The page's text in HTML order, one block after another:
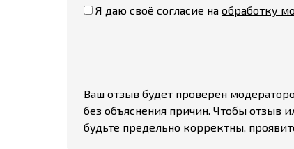
Я даю своё согласие на обработку
Ваш отзыв будет проверен
без объяснения причин. Чтобы отзыв
будьте предельно корректны,